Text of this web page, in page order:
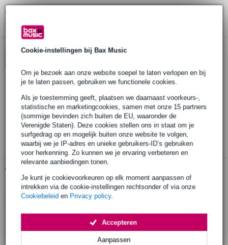
Cookie-instellingen bij Bax Music
Om je bezoek aan onze website soepel te laten verlopen en bij
je te laten passen, gebruiken we functionele cookies.
Als je toestemming geeft, plaatsen we daarnaast voorkeurs-,
statistische en marketingcookies, samen met onze 15 partners
(sommige bevinden zich buiten de EU, waaronder de
Verenigde Staten). Deze cookies stellen ons in staat om je
surfgedrag op en mogelijk buiten onze website te volgen,
waarbij we je IP-adres en unieke gebruikers-ID’s gebruiken
voor herkenning. Zo kunnen we je ervaring verbeteren en
relevante aanbiedingen tonen.
Je kunt je cookievoorkeuren op elk moment aanpassen of
intrekken via de cookie-instellingen rechtsonder of via onze
Cookiebeleid en Privacy policy.
Aanpassen
Accepteren
Online voorraadstatus:
Nog 2 stuks op voorraad in ons magazijn
Bestel nu = maandag in huis
30 dagen 'niet goed geld terug' garantie
3 jaar Bax Music garantie
Productinformatie
Pioneer DNK6009
faderstopper